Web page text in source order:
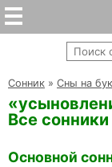
Cонник » Сны на
Все сонники
Основной